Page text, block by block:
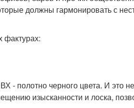
должны гармонировать с
фактурах:
- полотно черного цвета. И это
изысканности и лоска,